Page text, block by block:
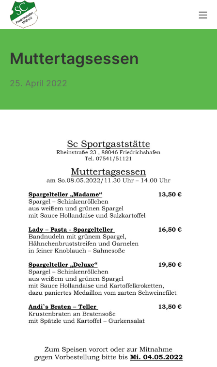
Zum
Inhalt
springen
Muttertagsessen
25. April 2022